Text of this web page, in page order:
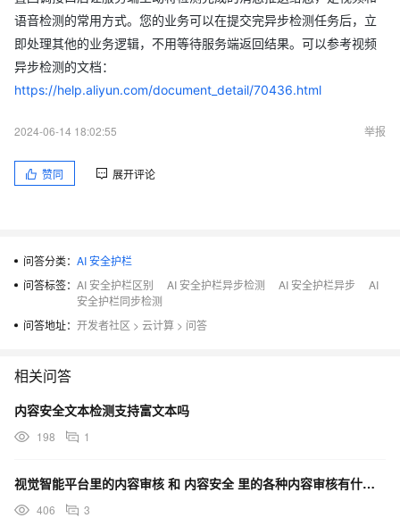
语音检测的常用方式。您的业务可以在提交完异步检测任务后，立
即处理其他的业务逻辑，不用等待服务端返回结果。可以参考视频
异步检测的文档：
https://help.aliyun.com/document_detail/70436.html
2024-06-14 18:02:55 举报
赞同 展开评论
问答分类： AI 安全护栏
问答标签： AI 安全护栏区别 AI 安全护栏异步检测 AI 安全护栏异步
AI
安全护栏同步检测
问答地址： 开发者社区 > 云计算 > 问答
相关问答
内容安全文本检测支持富文本吗
198 1
视觉智能平台里的内容审核 和 内容安全 里的各种内容审核有什么区别？
406 3